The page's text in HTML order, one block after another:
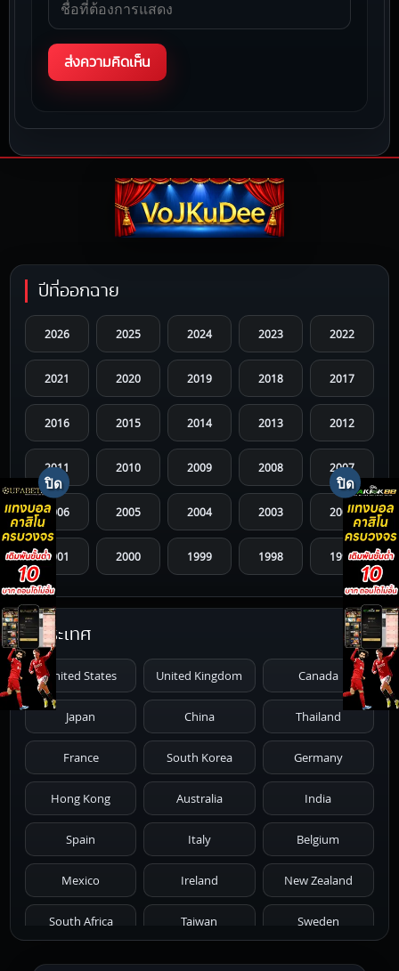
ปีที่ออกฉาย
2026 2025 2024 2023 2022
2021 2020 2019 2018 2017
2016 2015 2014 2013 2012
2011 2010 2009 2008 2007
2006 2005 2004 2003 2002
2001 2000 1999 1998 1997
1996 1995 1994 1993 1992
1991 1987
1986 1985 1984 1983 1982
1981 1980 1979 1978 1977
1976 1975 1974 1973 1972
1971 1970 1969 1968 1967
1966 1965 1964 1963 1962
1959 1955
ประเทศ
United States United Kingdom Canada
Japan China Thailand
France South Korea Germany
Hong Kong Australia India
Spain Italy Belgium
Mexico Ireland New Zealand
South Africa Taiwan Sweden
Netherlands Russia Poland